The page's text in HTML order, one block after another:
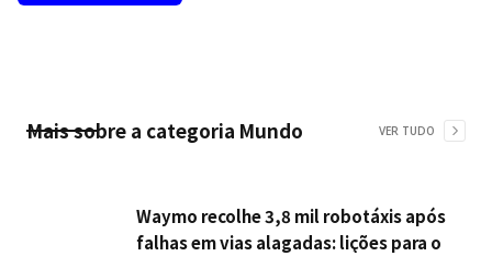
Mais sobre a categoria Mundo VER TUDO
Waymo recolhe 3,8 mil robotáxis após
falhas em vias alagadas: lições para o